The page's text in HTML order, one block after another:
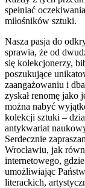
spełniać
miłośników sztuki.
Nasza pasja do
sprawia, że od
się kolekcjonerzy,
poszukujące
zaangażowaniu i
zyskał renomę jako
można nabyć
kolekcji sztuki –
antykwariat
Serdecznie
Wrocławiu, jak
internetowego,
umożliwiając
literackich,